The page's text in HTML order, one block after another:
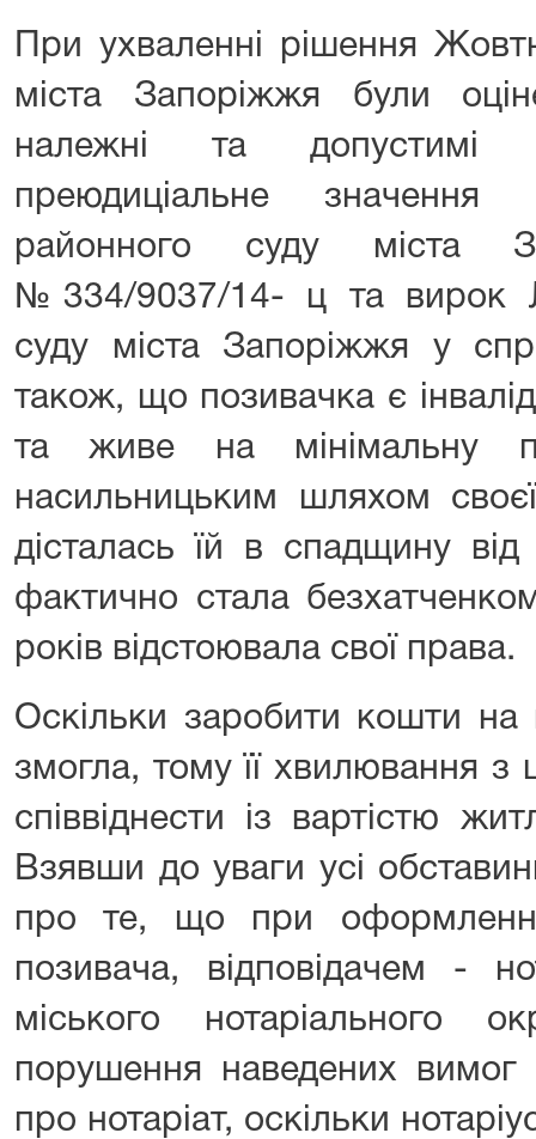
При ухваленні рішення
міста Запоріжжя були
належні та допустимі
преюдиціальне значення
районного суду міста
№334/9037/14- ц та вирок
суду міста Запоріжжя у
також, що позивачка є
та живе на мінімальну
насильницьким шляхом
дісталась їй в спадщину від
фактично стала
років відстоювала свої права.
Оскільки заробити кошти
змогла, тому її хвилювання
співвіднести із вартістю
Взявши до уваги усі
про те, що при оформленні
позивача, відповідачем -
міського нотаріального
порушення наведених вимог
про нотаріат, оскільки